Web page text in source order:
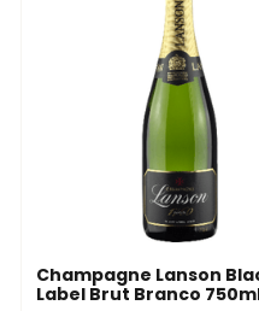
Champagne Lanson
Label Brut Branco